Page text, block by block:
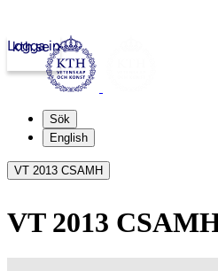
kth.se
Logga in
Sök
English
VT 2013 CSAMH
VT 2013